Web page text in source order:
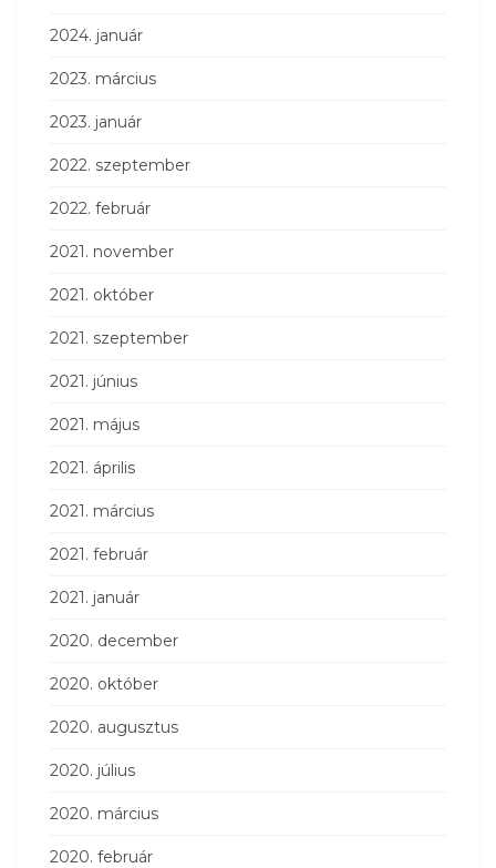
2024. január
2023. március
2023. január
2022. szeptember
2022. február
2021. november
2021. október
2021. szeptember
2021. június
2021. május
2021. április
2021. március
2021. február
2021. január
2020. december
2020. október
2020. augusztus
2020. július
2020. március
2020. február